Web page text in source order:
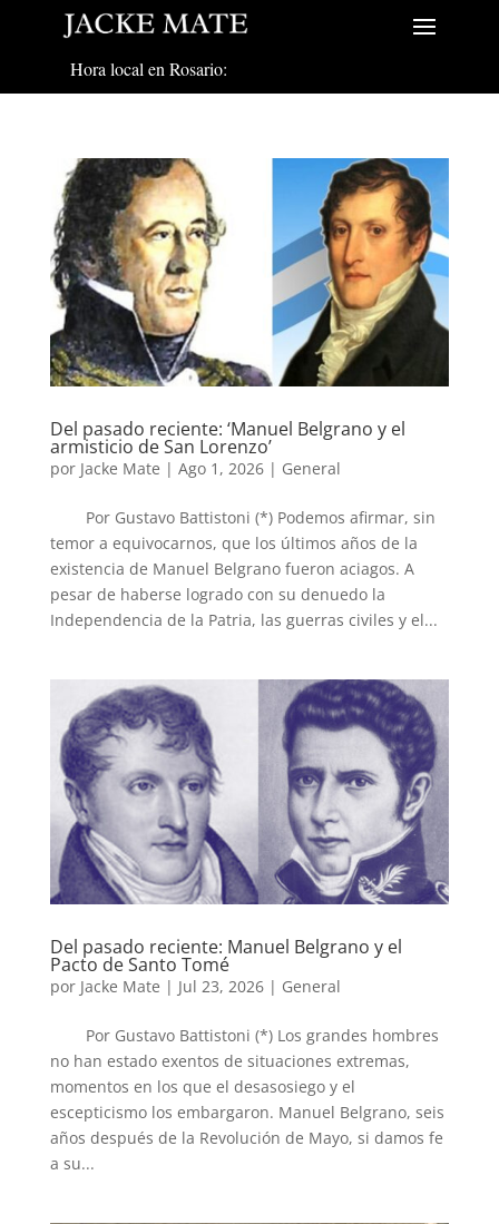
Hora local en Rosario:
Del pasado reciente: ‘Manuel Belgrano y el
armisticio de San Lorenzo’
por Jacke Mate | Ago 1, 2026| General
Por Gustavo Battistoni (*) Podemos afirmar, sin
temor a equivocarnos, que los últimos años de la
existencia de Manuel Belgrano fueron aciagos. A
pesar de haberse logrado con su denuedo la
Independencia de la Patria, las guerras civiles y el...
Del pasado reciente: Manuel Belgrano y el
Pacto de Santo Tomé
por Jacke Mate | Jul 23, 2026| General
Por Gustavo Battistoni (*) Los grandes hombres
no han estado exentos de situaciones extremas,
momentos en los que el desasosiego y el
escepticismo los embargaron. Manuel Belgrano, seis
años después de la Revolución de Mayo, si damos fe
a su...